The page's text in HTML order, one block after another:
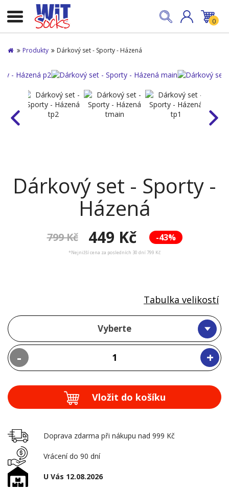
0
Produkty Dárkový set - Sporty - Házená
Dárkový set - Sporty -
Házená
-43%
799 Kč 449 Kč
*Nejnižší cena za posledních 30 dní 799 Kč
Vyberte
- +
Tabulka velikostí
Vložit do košíku
Doprava zdarma při nákupu nad 999 Kč
Vrácení do 90 dní
U Vás 12.08.2026